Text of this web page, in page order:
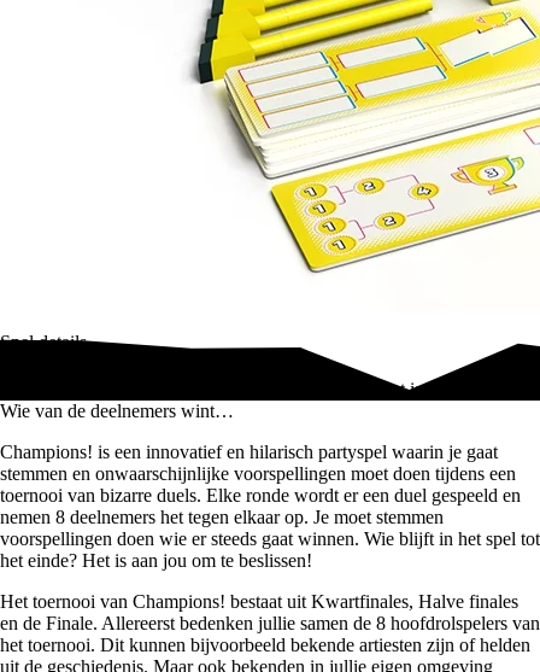
Spel details
Een toernooi vol bizarre en onvoorspelbare duels, dat is Champions!
Wie van de deelnemers wint…
Champions! is een innovatief en hilarisch partyspel waarin je gaat
stemmen en onwaarschijnlijke voorspellingen moet doen tijdens een
toernooi van bizarre duels. Elke ronde wordt er een duel gespeeld en
nemen 8 deelnemers het tegen elkaar op. Je moet stemmen
voorspellingen doen wie er steeds gaat winnen. Wie blijft in het spel tot
het einde? Het is aan jou om te beslissen!
Het toernooi van Champions! bestaat uit Kwartfinales, Halve finales
en de Finale. Allereerst bedenken jullie samen de 8 hoofdrolspelers van
het toernooi. Dit kunnen bijvoorbeeld bekende artiesten zijn of helden
uit de geschiedenis. Maar ook bekenden in jullie eigen omgeving